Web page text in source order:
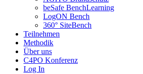
beSafe BenchLearning
LogON Bench
360° SiteBench
Teilnehmen
Methodik
Über uns
C4PO Konferenz
Log In